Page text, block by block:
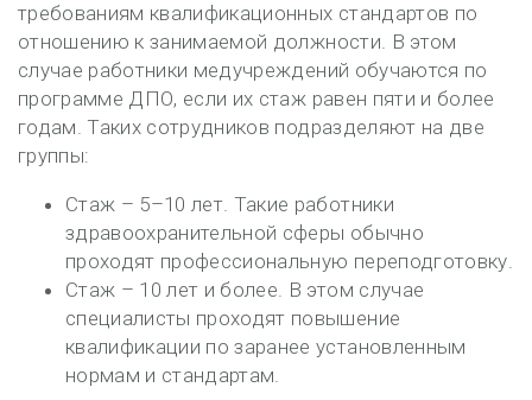
требованиям квалификационных стандартов по
отношению к занимаемой должности. В этом
случае работники медучреждений обучаются по
программе ДПО, если их стаж равен пяти и более
годам. Таких сотрудников подразделяют на две
группы:
Стаж – 5–10 лет. Такие работники
здравоохранительной сферы обычно
проходят профессиональную переподготовку.
Стаж – 10 лет и более. В этом случае
специалисты проходят повышение
квалификации по заранее установленным
нормам и стандартам.